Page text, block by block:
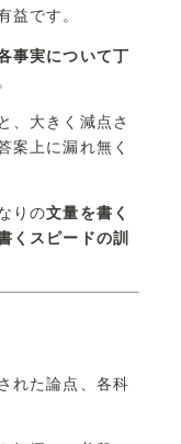
益です。
事実について丁
、大きく減点さ
案上に漏れ無く
りの文量を書く
くスピードの訓
れた論点、各科